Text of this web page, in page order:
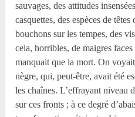
sauvages, des attitudes
casquettes, des espèces de
bouchons sur les tempes, des
cela, horribles, de maigres
manquait que la mort. On
nègre, qui, peut-être, avait été
les chaînes. L’effrayant niveau
sur ces fronts ; à ce degré